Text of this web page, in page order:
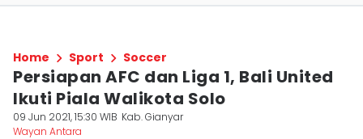
Home Sport Soccer
Persiapan AFC dan Liga 1, Bali United
Ikuti Piala Walikota Solo
09 Jun 2021, 15:30 WIB Kab. Gianyar
Wayan Antara